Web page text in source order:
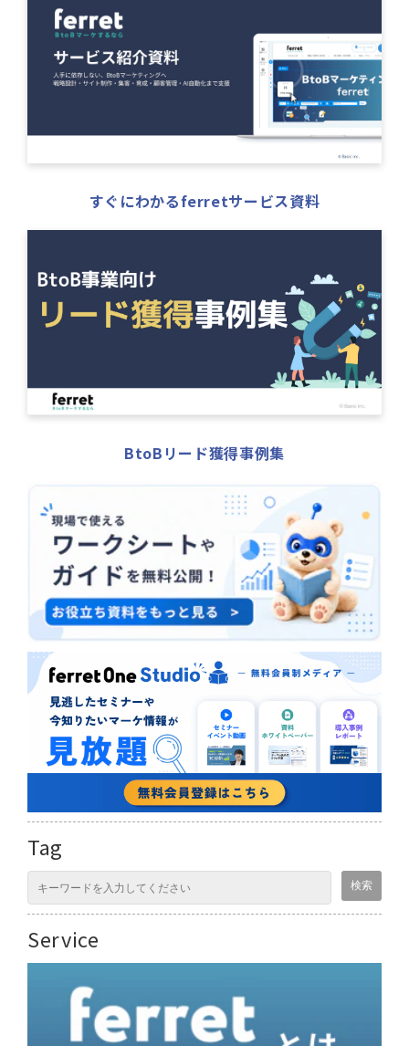
すぐにわかるferretサービス資料
BtoBリード獲得事例集
Tag
Service